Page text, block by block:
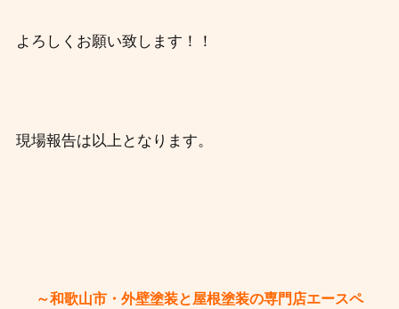
よろしくお願い致します！！
現場報告は以上となります。
～和歌山市・外壁塗装と屋根塗装の専門店エースペ